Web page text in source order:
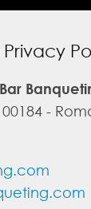
Privacy
-